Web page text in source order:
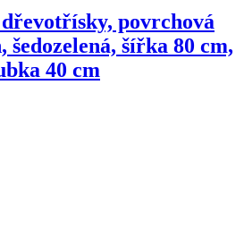
povrchová
šířka 80 cm,
40 cm